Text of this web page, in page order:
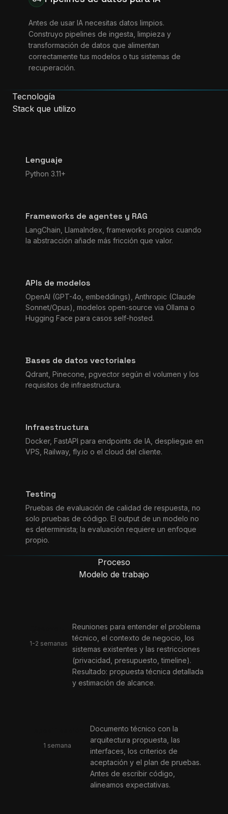
Antes de usar IA necesitas datos limpios.
Construyo pipelines de ingesta, limpieza y
transformación de datos que alimentan
correctamente tus modelos o tus sistemas de
recuperación.
Tecnología
Stack que utilizo
Lenguaje
Python 3.11+
Frameworks de agentes y RAG
LangChain, LlamaIndex, frameworks propios cuando
la abstracción añade más fricción que valor.
APIs de modelos
OpenAI (GPT-4o, embeddings), Anthropic (Claude
Sonnet/Opus), modelos open-source via Ollama o
Hugging Face para casos self-hosted.
Bases de datos vectoriales
Qdrant, Pinecone, pgvector según el volumen y los
requisitos de infraestructura.
Infraestructura
Docker, FastAPI para endpoints de IA, despliegue en
VPS, Railway, fly.io o el cloud del cliente.
Testing
Pruebas de evaluación de calidad de respuesta, no
solo pruebas de código. El output de un modelo no
es determinista; la evaluación requiere un enfoque
propio.
Proceso
Modelo de trabajo
1-2 semanas
Reuniones para entender el problema
técnico, el contexto de negocio, los
sistemas existentes y las restricciones
(privacidad, presupuesto, timeline).
Resultado: propuesta técnica detallada
y estimación de alcance.
1 semana
Documento técnico con la
arquitectura propuesta, las
interfaces, los criterios de
aceptación y el plan de pruebas.
Antes de escribir código,
alineamos expectativas.